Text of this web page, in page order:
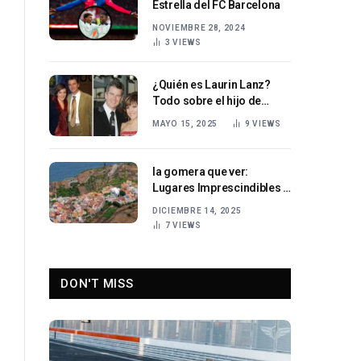
Estrella del FC Barcelona
NOVIEMBRE 28, 2024
3VIEWS
¿Quién es Laurin Lanz?
Todo sobre el hijo de
Birgit Schrowange y su
MAYO 15, 2025 9VIEWS
la gomera que ver:
Lugares Imprescindibles y
DICIEMBRE 14, 2025
7VIEWS
DON'T MISS